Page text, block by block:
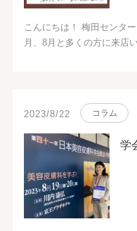
こんにちは！ 梅田センタ
月、8月と多くの方に来店
2023/8/22 コラム
学